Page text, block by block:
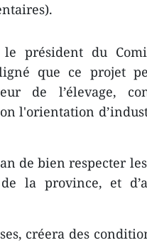
le président du
que ce projet
de l’élevage,
l'orientation
de bien respecter
la province, et
créera des